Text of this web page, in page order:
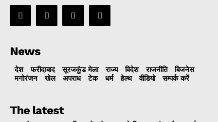
News
देश फरीदाबाद सूरजकुंड मेला राज्‍य विदेश राजनीति
बिजनेस
मनोरंजन
खेल अपराध टेक धर्म हेल्थ वीडियो सम्पर्क करें
The latest